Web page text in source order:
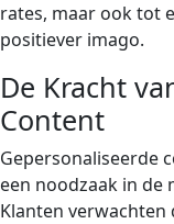
rates, maar ook tot
positiever imago.
De Kracht
Content
Gepersonaliseerde
een noodzaak in
Klanten